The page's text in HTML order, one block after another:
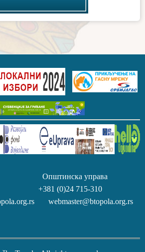
Општинска управа
+381 (0)24 715-310
webmaster@btopola.org.rs